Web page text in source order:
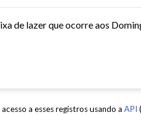
de lazer que ocorre aos
a esses registros usando a API